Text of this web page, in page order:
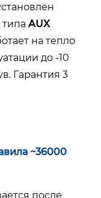
AUX
на тепло
до -10
Гарантия 3
~36000
после